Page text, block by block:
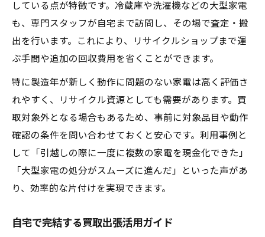
している点が特徴です。冷蔵庫や洗濯機などの大型家電
も、専門スタッフが自宅まで訪問し、その場で査定・搬
出を行います。これにより、リサイクルショップまで運
ぶ手間や追加の回収費用を省くことができます。
特に製造年が新しく動作に問題のない家電は高く評価さ
れやすく、リサイクル資源としても需要があります。買
取対象外となる場合もあるため、事前に対象品目や動作
確認の条件を問い合わせておくと安心です。利用事例と
して「引越しの際に一度に複数の家電を現金化できた」
「大型家電の処分がスムーズに進んだ」といった声があ
り、効率的な片付けを実現できます。
自宅で完結する買取出張活用ガイド